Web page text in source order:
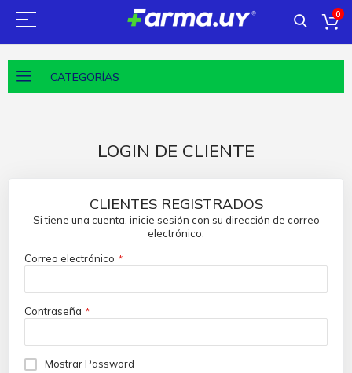
0
CATEGORÍAS
LOGIN DE CLIENTE
CLIENTES REGISTRADOS
Si tiene una cuenta, inicie sesión con su dirección de correo
electrónico.
Correo electrónico
Contraseña
Mostrar Password